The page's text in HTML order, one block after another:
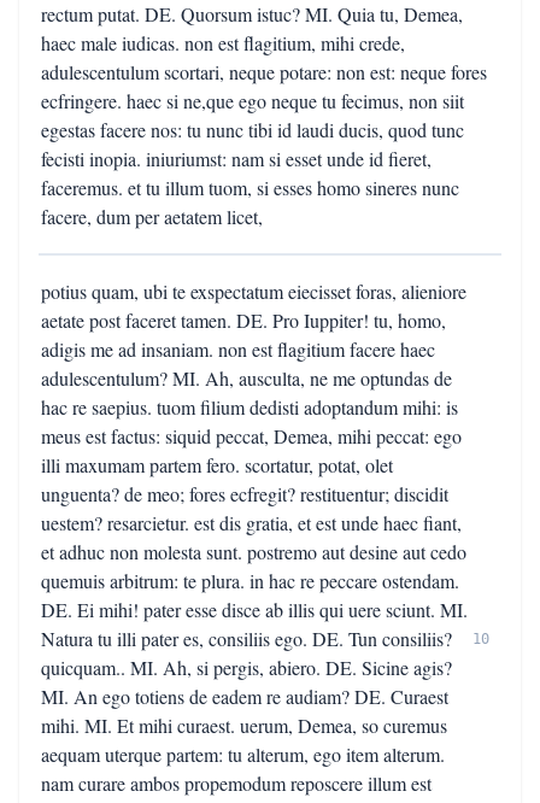
rectum putat. DE. Quorsum istuc? MI. Quia tu, Demea,
haec male iudicas. non est flagitium, mihi crede,
adulescentulum scortari, neque potare: non est: neque fores
ecfringere. haec si ne,que ego neque tu fecimus, non siit
egestas facere nos: tu nunc tibi id laudi ducis, quod tunc
fecisti inopia. iniuriumst: nam si esset unde id fieret,
faceremus. et tu illum tuom, si esses homo sineres nunc
facere, dum per aetatem licet,
potius quam, ubi te exspectatum eiecisset foras, alieniore
aetate post faceret tamen. DE. Pro Iuppiter! tu, homo,
adigis me ad insaniam. non est flagitium facere haec
adulescentulum? MI. Ah, ausculta, ne me optundas de
hac re saepius. tuom filium dedisti adoptandum mihi: is
meus est factus: siquid peccat, Demea, mihi peccat: ego
illi maxumam partem fero. scortatur, potat, olet
unguenta? de meo; fores ecfregit? restituentur; discidit
uestem? resarcietur. est dis gratia, et est unde haec fiant,
et adhuc non molesta sunt. postremo aut desine aut cedo
quemuis arbitrum: te plura. in hac re peccare ostendam.
DE. Ei mihi! pater esse disce ab illis qui uere sciunt. MI.
Natura tu illi pater es, consiliis ego. DE. Tun consiliis?
quicquam.. MI. Ah, si pergis, abiero. DE. Sicine agis?
MI. An ego totiens de eadem re audiam? DE. Curaest
mihi. MI. Et mihi curaest. uerum, Demea, so curemus
aequam uterque partem: tu alterum, ego item alterum.
nam curare ambos propemodum reposcere illum est
10